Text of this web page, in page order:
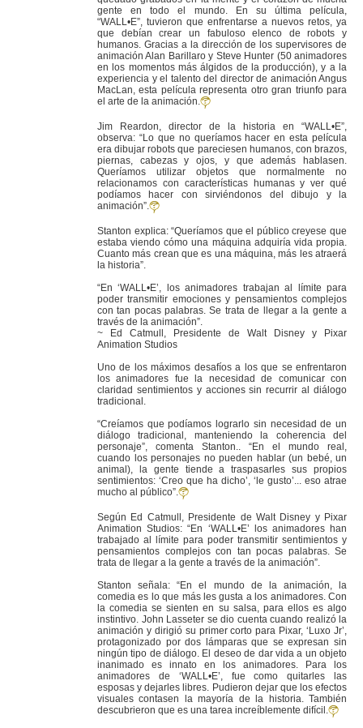
gente en todo el mundo. En su última película,
“WALL•E”, tuvieron que enfrentarse a nuevos retos, ya
que debían crear un fabuloso elenco de robots y
humanos. Gracias a la dirección de los supervisores de
animación Alan Barillaro y Steve Hunter (50 animadores
en los momentos más álgidos de la producción), y a la
experiencia y el talento del director de animación Angus
MacLan, esta película representa otro gran triunfo para
el arte de la animación.
Jim Reardon, director de la historia en “WALL•E”,
observa: “Lo que no queríamos hacer en esta película
era dibujar robots que pareciesen humanos, con brazos,
piernas, cabezas y ojos, y que además hablasen.
Queríamos utilizar objetos que normalmente no
relacionamos con características humanas y ver qué
podíamos hacer con sirviéndonos del dibujo y la
animación”.
Stanton explica: “Queríamos que el público creyese que
estaba viendo cómo una máquina adquiría vida propia.
Cuanto más crean que es una máquina, más les atraerá
la historia”.
“En ‘WALL•E’, los animadores trabajan al límite para
poder transmitir emociones y pensamientos complejos
con tan pocas palabras. Se trata de llegar a la gente a
través de la animación”.
~ Ed Catmull, Presidente de Walt Disney y Pixar
Animation Studios
Uno de los máximos desafíos a los que se enfrentaron
los animadores fue la necesidad de comunicar con
claridad sentimientos y acciones sin recurrir al diálogo
tradicional.
“Creíamos que podíamos lograrlo sin necesidad de un
diálogo tradicional, manteniendo la coherencia del
personaje”, comenta Stanton.. “En el mundo real,
cuando los personajes no pueden hablar (un bebé, un
animal), la gente tiende a traspasarles sus propios
sentimientos: ‘Creo que ha dicho’, ‘le gusto’... eso atrae
mucho al público”.
Según Ed Catmull, Presidente de Walt Disney y Pixar
Animation Studios: “En ‘WALL•E’ los animadores han
trabajado al límite para poder transmitir sentimientos y
pensamientos complejos con tan pocas palabras. Se
trata de llegar a la gente a través de la animación”.
Stanton señala: “En el mundo de la animación, la
comedia es lo que más les gusta a los animadores. Con
la comedia se sienten en su salsa, para ellos es algo
instintivo. John Lasseter se dio cuenta cuando realizó la
animación y dirigió su primer corto para Pixar, ‘Luxo Jr’,
protagonizado por dos lámparas que se expresan sin
ningún tipo de diálogo. El deseo de dar vida a un objeto
inanimado es innato en los animadores. Para los
animadores de ‘WALL•E’, fue como quitarles las
esposas y dejarles libres. Pudieron dejar que los efectos
visuales contasen la mayoría de la historia. También
descubrieron que es una tarea increíblemente difícil.